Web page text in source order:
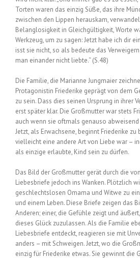
Torten waren das einzig Süße, das ihre
zwischen den Lippen herauskam,
Belanglosigkeit in Gleichgültigkeit, Worte
Werkzeug, um zu sagen: Jetzt habe ich dir
isst sie nicht, so als bedeute das
man einander nicht liebte.“ (S.48)
Die Familie, die Marianne Jungmaier
Protagonistin Friederike geprägt von dem
zu sein. Dass dies seinen Ursprung in ihrer
erst später klar. Die Großmutter war stets
auch wenn sie oftmals genauso
Jetzt, als Erwachsene, beginnt Friederike zu
vielleicht eine andere Art von Liebe war –
als einzige erlaubte, Kind sein zu dürfen.
Das Bild der Großmutter gerät durch die
Liebesbriefe jedoch ins Wanken. Plötzlich
geschlechtslosen Omama und Witwe zu
und einem Leben. Diese Briefe zeigen das
Anderen; einer, die Gefühle zeigt und
dieses Glück zuzulassen. Als die Familie
Liebesbriefe entdeckt, reagieren sie mit
anders – mit Schweigen. Jetzt, wo die
einzig für Friederike etwas. Sie gewinnt die